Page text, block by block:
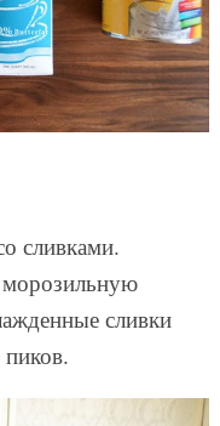
сливками.
морозильную
сливки